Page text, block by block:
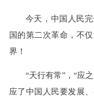
今天，中国人民
国的第二次革命，不
界！
“天行有常”，“应
应了中国人民要发展